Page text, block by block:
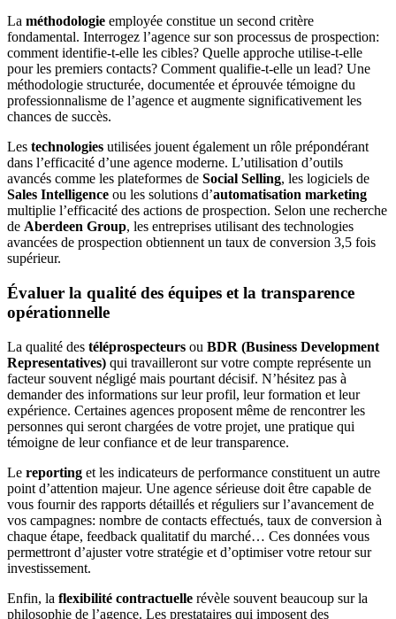
La méthodologie employée constitue un second critère
fondamental. Interrogez l’agence sur son processus de prospection:
comment identifie-t-elle les cibles? Quelle approche utilise-t-elle
pour les premiers contacts? Comment qualifie-t-elle un lead? Une
méthodologie structurée, documentée et éprouvée témoigne du
professionnalisme de l’agence et augmente significativement les
chances de succès.
Les technologies utilisées jouent également un rôle prépondérant
dans l’efficacité d’une agence moderne. L’utilisation d’outils
avancés comme les plateformes de Social Selling, les logiciels de
Sales Intelligence ou les solutions d’automatisation marketing
multiplie l’efficacité des actions de prospection. Selon une recherche
de Aberdeen Group, les entreprises utilisant des technologies
avancées de prospection obtiennent un taux de conversion 3,5 fois
supérieur.
Évaluer la qualité des équipes et la transparence
opérationnelle
La qualité des téléprospecteurs ou BDR (Business Development
Representatives) qui travailleront sur votre compte représente un
facteur souvent négligé mais pourtant décisif. N’hésitez pas à
demander des informations sur leur profil, leur formation et leur
expérience. Certaines agences proposent même de rencontrer les
personnes qui seront chargées de votre projet, une pratique qui
témoigne de leur confiance et de leur transparence.
Le reporting et les indicateurs de performance constituent un autre
point d’attention majeur. Une agence sérieuse doit être capable de
vous fournir des rapports détaillés et réguliers sur l’avancement de
vos campagnes: nombre de contacts effectués, taux de conversion à
chaque étape, feedback qualitatif du marché… Ces données vous
permettront d’ajuster votre stratégie et d’optimiser votre retour sur
investissement.
Enfin, la flexibilité contractuelle révèle souvent beaucoup sur la
philosophie de l’agence. Les prestataires qui imposent des